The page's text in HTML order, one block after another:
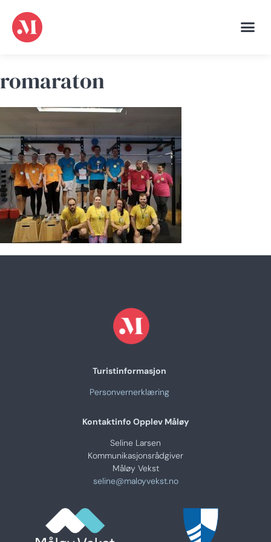
romaraton
Turistinformasjon
Personvernerklæring
Kontaktinfo Opplev Måløy
Seline Larsen
Kommunikasjonsrådgiver
Måløy Vekst
seline@maloyvekst.no